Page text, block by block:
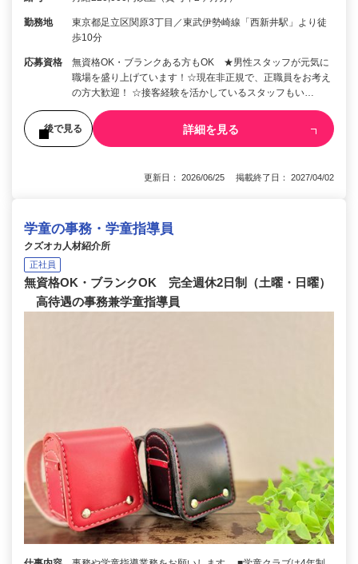
勤務地
東京都足立区関原3丁目／東武伊勢崎線「西新井駅」より徒
歩10分
応募資格
無資格OK・ブランクある方もOK ★男性スタッフが元気に
職場を盛り上げています！☆現在非正規で、正職員をお考え
の方大歓迎！ ☆接客経験を活かしているスタッフもい…
後で見る 詳細を見る
更新日： 2026/06/25 掲載終了日： 2027/04/02
学童の事務・学童指導員
クズオカ人材紹介所
正社員
無資格OK・ブランクOK 完全週休2日制（土曜・日曜）
高待遇の事務兼学童指導員